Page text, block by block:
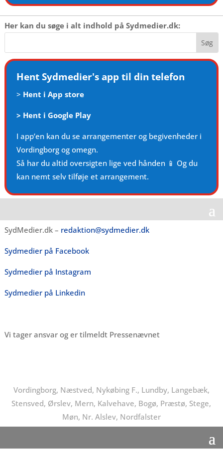
Her kan du søge i alt indhold på Sydmedier.dk:
Hent Sydmedier's app til din telefon
> Hent i App store
> Hent i Google Play
I app’en kan du se arrangementer og begivenheder i
Vordingborg og omegn.
Så har du altid oversigten lige ved hånden 📱 Og du
kan nemt selv tilføje et arrangement.
SydMedier.dk – redaktion@sydmedier.dk
Sydmedier på Facebook
Sydmedier på Instagram
Sydmedier på Linkedin
Vi tager ansvar og er tilmeldt Pressenævnet
Vordingborg, Næstved, Nykøbing F., Lundby, Langebæk,
Stensved, Ørslev, Mern, Kalvehave, Bogø, Præstø, Stege,
Møn, Nr. Alslev, Nordfalster